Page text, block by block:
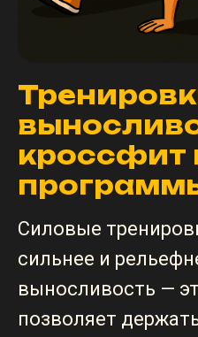
кроссфит
Силовые
сильнее и
выносливость —
позволяет